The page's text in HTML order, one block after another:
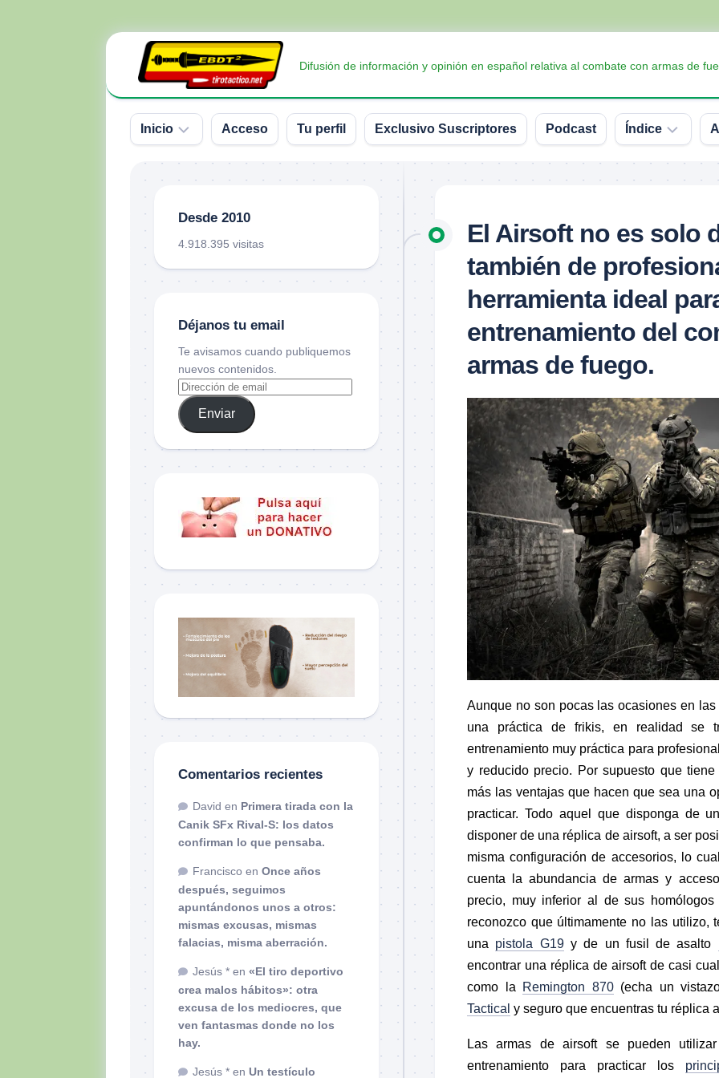
Difusión de información y opinión en español relativa al combate con armas de
Inicio
Donativos
Acceso Tu perfil Exclusivo Suscriptores Podcast Índice
Balística
Conceptos
y
definiciones
Interesante
Material
didáctico
Sorteos
TCCC
TTPs
El Airsoft no es solo
también de
herramienta ideal
entrenamiento del
armas de fuego.
Aunque no son pocas las ocasiones en
una práctica de frikis, en realidad se
entrenamiento muy práctica para
y reducido precio. Por supuesto que
más las ventajas que hacen que sea una
practicar. Todo aquel que disponga de
disponer de una réplica de airsoft, a ser
misma configuración de accesorios, lo
cuenta la abundancia de armas y
precio, muy inferior al de sus
reconozco que últimamente no las utilizo,
una pistola G19y de un fusil de asalto
encontrar una réplica de airsoft de casi
como la
Remington 870(echa un
Tactical y seguro que encuentras tu réplica
Las armas de airsoft se pueden
entrenamiento para practicar los
Desde 2010
4.918.395 visitas
Déjanos tu email
Te avisamos cuando publiquemos
nuevos contenidos.
Enviar
Comentarios recientes
David en Primera tirada con la
Canik SFx Rival-S: los datos
confirman lo que pensaba.
Francisco en Once años
después, seguimos
apuntándonos unos a otros:
mismas excusas, mismas
falacias, misma aberración.
Jesús * en «El tiro deportivo
crea malos hábitos»: otra
excusa de los mediocres, que
ven fantasmas donde no los
hay.
Jesús * en Un testículo